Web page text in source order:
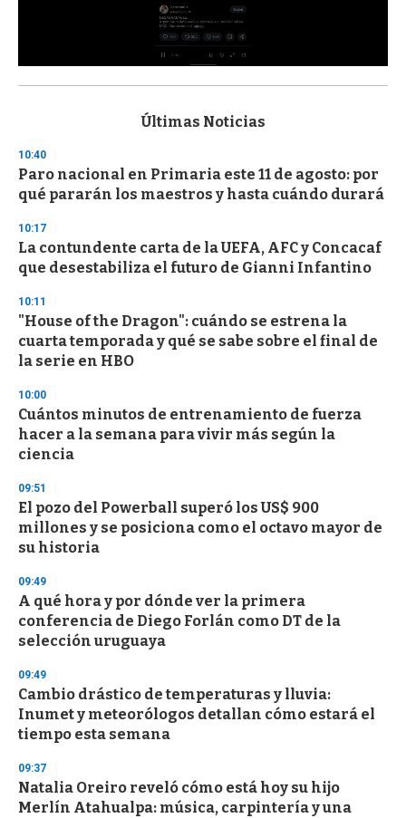
s
d
s
o
f
3
s
c
n
d
Últimas Noticias
10:40
Paro nacional en Primaria este 11 de agosto: por
qué pararán los maestros y hasta cuándo durará
10:17
La contundente carta de la UEFA, AFC y Concacaf
que desestabiliza el futuro de Gianni Infantino
10:11
"House of the Dragon": cuándo se estrena la
cuarta temporada y qué se sabe sobre el final de
la serie en HBO
10:00
Cuántos minutos de entrenamiento de fuerza
hacer a la semana para vivir más según la
ciencia
09:51
El pozo del Powerball superó los US$ 900
millones y se posiciona como el octavo mayor de
su historia
09:49
A qué hora y por dónde ver la primera
conferencia de Diego Forlán como DT de la
selección uruguaya
09:49
Cambio drástico de temperaturas y lluvia:
Inumet y meteorólogos detallan cómo estará el
tiempo esta semana
09:37
Natalia Oreiro reveló cómo está hoy su hijo
Merlín Atahualpa: música, carpintería y una